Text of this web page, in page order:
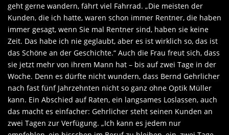
geht gerne wandern, fährt viel Fahrrad. „Die meisten der
Kunden, die ich hatte, waren schon immer Rentner, die haben
immer gesagt, wenn Sie mal Rentner sind, haben sie keine
Zeit. Das habe ich nie geglaubt, aber es ist wirklich so, das ist
das Schöne an der Geschichte.“ Auch die Frau freut sich, dass
sie jetzt mehr von ihrem Mann hat – bis auf zwei Tage in der
Woche. Denn es dürfte nicht wundern, dass Bernd Gehrlicher
nach fast fünf Jahrzehnten nicht so ganz ohne Optik Müller
kann. Ein Abschied auf Raten, ein langsames Loslassen, auch
das macht es einfacher: Gehrlicher steht seinen Kunden an
zwei Tagen zur Verfügung. „Ich kann es jedem nur